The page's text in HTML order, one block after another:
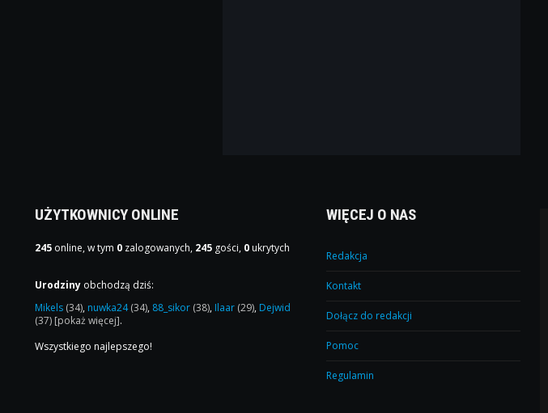
UŻYTKOWNICY ONLINE
245 online, w tym 0 zalogowanych, 245 gości, 0 ukrytych
Urodziny obchodzą dziś:
Mikels (34), nuwka24(34), 88_sikor (38), Ilaar (29), Dejwid
(37) [pokaż więcej].
Wszystkiego najlepszego!
WIĘCEJ O NAS
Redakcja
Kontakt
Dołącz do redakcji
Pomoc
Regulamin